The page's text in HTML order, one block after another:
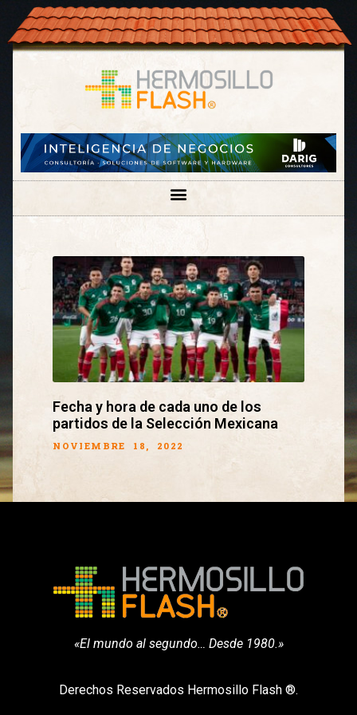
Fecha y hora de cada uno de los
partidos de la Selección Mexicana
NOVIEMBRE 18, 2022
«El mundo al segundo… Desde 1980.»
Derechos Reservados Hermosillo Flash ®.